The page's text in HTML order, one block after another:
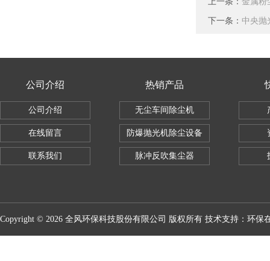
下一条： 中央抛
公司介绍
公司介绍
在线留言
联系我们
热销产品
无尘车间除尘机
防爆抛光机除尘设备
脉冲反吹集尘器
Copyright © 2026 全风环保科技股份有限公司 版权所有 技术支持： 环保